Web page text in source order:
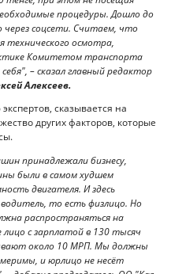
процедуры. Дошло до
соцсети. Считаем, что
технического осмотра,
Комитетом транспорта
– сказал главный редактор
Алексеев.
сказывается на
других факторов, которые
принадлежали бизнесу,
были в самом худшем
двигателя. И здесь
то есть физлицо. Но
распространяться на
лицо с зарплатой в 130 тысяч
около 10 МРП. Мы должны
и юрлицо не несёт